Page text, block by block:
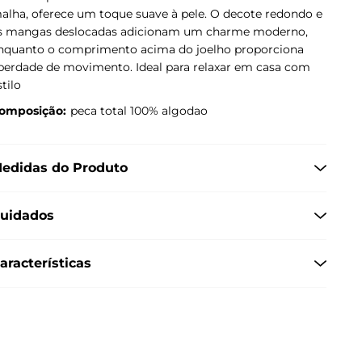
oferece um toque suave à pele. O decote redondo e
mangas deslocadas adicionam um charme moderno,
o comprimento acima do joelho proporciona
de movimento. Ideal para relaxar em casa com
peca total 100% algodao
do Produto